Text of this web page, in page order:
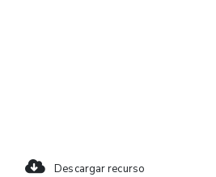
Descargar recurso